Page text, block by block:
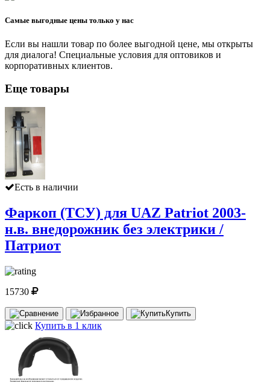
Самые выгодные цены только у нас
Если вы нашли товар по более выгодной цене, мы открыты
для диалога! Специальные условия для оптовиков и
корпоративных клиентов.
Еще товары
Есть в наличии
Фаркоп (ТСУ) для UAZ Patriot 2003-
н.в. внедорожник без электрики /
Патриот
15730
Купить
Купить в 1 клик